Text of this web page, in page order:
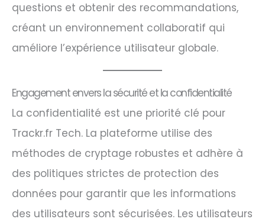
questions et obtenir des recommandations,
créant un environnement collaboratif qui
améliore l’expérience utilisateur globale.
Engagement envers la sécurité et la confidentialité
La confidentialité est une priorité clé pour
Trackr.fr Tech. La plateforme utilise des
méthodes de cryptage robustes et adhère à
des politiques strictes de protection des
données pour garantir que les informations
des utilisateurs sont sécurisées. Les utilisateurs